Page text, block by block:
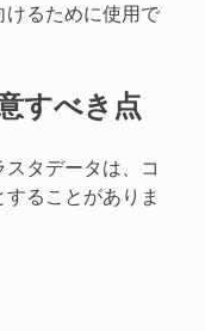
けるために使用で
すべき点
タデータは、コ
ることがありま